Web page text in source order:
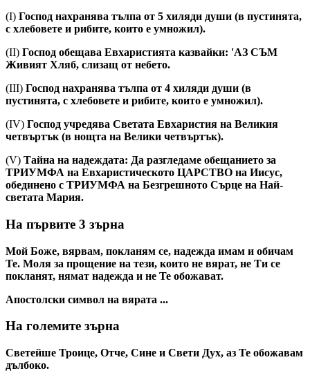
(I) Господ нахранява тълпа от 5 хиляди души (в пустинята,
с хлебовете и рибите, които е умножил).
(II) Господ обещава Евхаристията казвайки: 'AЗ СЪМ
Живият Хляб, слизащ от небето.
(III) Господ нахранява тълпа от 4 хиляди души (в
пустинята, с хлебовете и рибите, които е умножил).
(IV) Господ учредява Светата Евхаристия на Великия
четвъртък (в нощта на Велики четвъртък).
(V) Тайна на надеждата: Да разгледаме обещанието за
ТРИУМФА на Евхаристическото ЦАРСТВО на Иисус,
обединено с ТРИУМФА на Безгрешното Сърце на Най-
светата Мария.
На първите 3 зърна
Мой Боже, вярвам, покланям се, надежда имам и обичам
Те. Моля за прощение на тези, които не вярат, не Ти се
покланят, нямат надежда и не Те обожават.
Aпостолски символ на вярата ...
На големите зърна
Светейше Троице, Отче, Сине и Свети Дух, аз Те обожавам
дълбоко.